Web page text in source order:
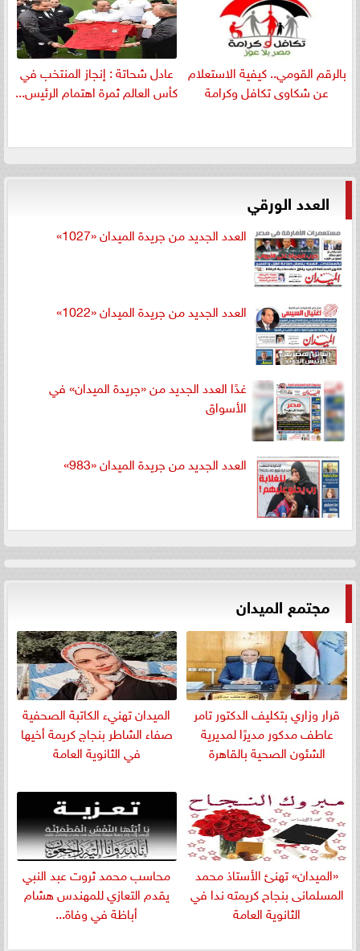
بالرقم القومي.. كيفية الاستعلام
عن شكاوى تكافل وكرامة
عادل شحاتة : إنجاز المنتخب في
كأس العالم ثمرة اهتمام الرئيس...
العدد الورقي
العدد الجديد من جريدة الميدان «1027»
العدد الجديد من جريدة الميدان «1022»
غدًا العدد الجديد من «جريدة الميدان» في
الأسواق
العدد الجديد من جريدة الميدان «983»
مجتمع الميدان
قرار وزاري بتكليف الدكتور تامر
عاطف مدكور مديرًا لمديرية
الشئون الصحية بالقاهرة
الميدان تهنيء الكاتبة الصحفية
صفاء الشاطر بنجاج كريمة أخيها
في الثانوية العامة
«الميدان» تهنئ الأستاذ محمد
المسلمانى بنجاح كريمته ندا في
الثانوية العامة
​محاسب محمد ثروت عبد النبي
يقدم التعازي للمهندس هشام
أباظة في وفاة...